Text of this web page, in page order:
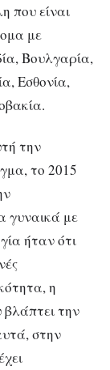
που είναι
με
Βουλγαρία,
Εσθονία,
την
το 2015
γυναικά με
ήταν ότι
η
βλάπτει την
στην